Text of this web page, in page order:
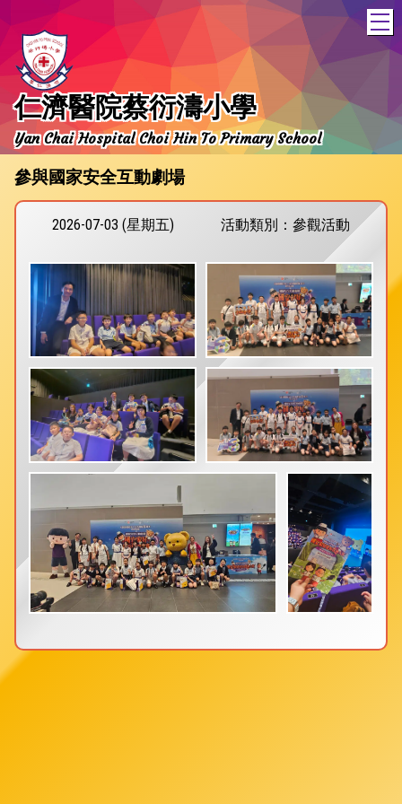
仁濟醫院蔡衍濤小學
Yan Chai Hospital Choi Hin To Primary School
參與國家安全互動劇場
2026-07-03 (星期五) 活動類別：參觀活動